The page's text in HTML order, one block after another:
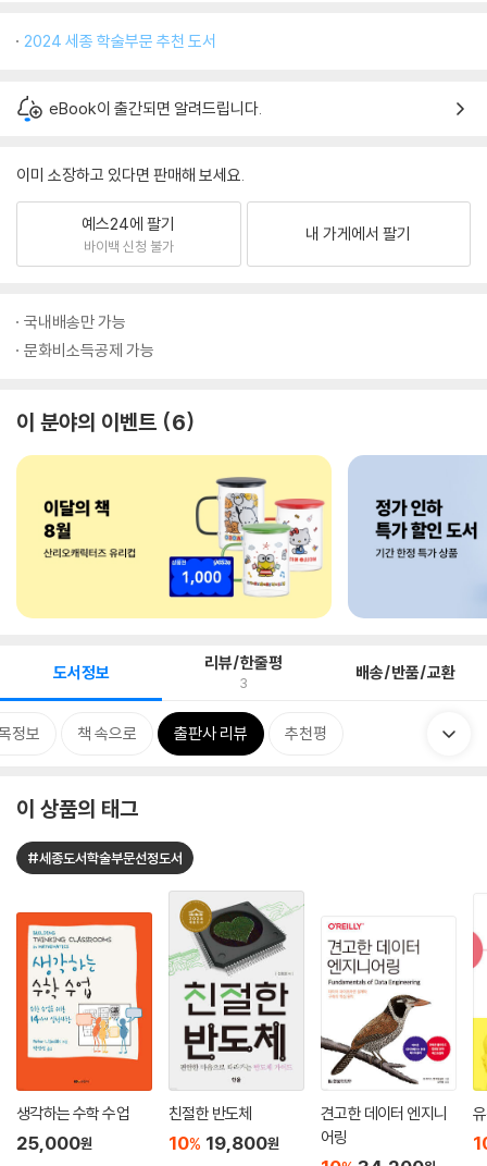
2024 세종 학술부문 추천 도서
eBook이 출간되면 알려드립니다.
이미 소장하고 있다면 판매해 보세요.
예스24에 팔기
바이백 신청 불가
내 가게에서 팔기
국내배송만 가능
문화비소득공제 가능
이 분야의 이벤트 6
도서정보 리뷰/한줄평
3 배송/반품/교환
정보 책 속으로 출판사 리뷰 추천평
이 상품의 태그
#세종도서학술부문선정도서
생각하는 수학 수업
25,000원
친절한 반도체
10% 19,800원
견고한 데이터 엔지니
어링